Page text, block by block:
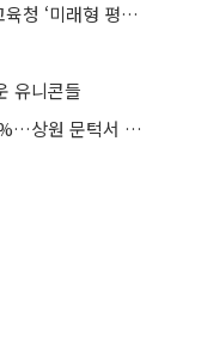
서·논술형 늘리고 AI 채점 도입⋯서울교육청 ‘미래형 평가’ 전환 속도
유니콘들
美 클래리티 법안 연내 통과 가능성 13%…상원 문턱서 제동